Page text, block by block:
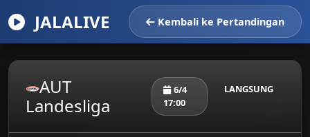
JALALIVE Kembali ke Pertandingan
AUT
Landesliga
6/4
17:00
LANGSUNG